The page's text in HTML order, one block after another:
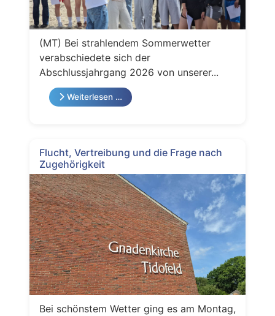
(MT) Bei strahlendem Sommerwetter
verabschiedete sich der
Abschlussjahrgang 2026 von unserer...
Weiterlesen …
Flucht, Vertreibung und die Frage nach
Zugehörigkeit
Bei schönstem Wetter ging es am Montag,